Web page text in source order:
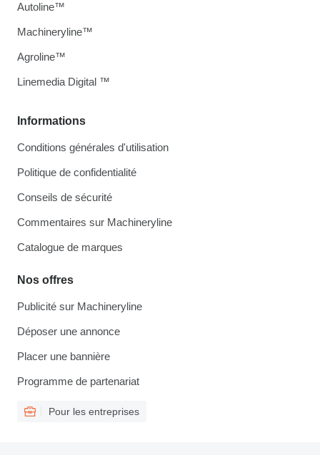
Informations
Conditions générales d'utilisation
Politique de confidentialité
Conseils de sécurité
Commentaires sur Machineryline
Catalogue de marques
Nos offres
Publicité sur Machineryline
Déposer une annonce
Placer une bannière
Programme de partenariat
Pour les entreprises
Autoline™
Machineryline™
Agroline™
Linemedia Digital ™